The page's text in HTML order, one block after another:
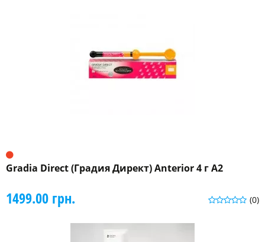
Gradia Direct (Градия Директ) Anterior 4 г A2
(0)
1499.00 грн.